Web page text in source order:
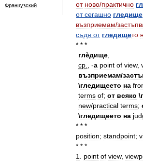
Французский
от ново/практично
от сегашно гледище
възприемам/
съдя от гледището
* * *
глѐдище
ср
, -а point of view,
възприемам/
\гледищеето на
terms of; от всяко \
new/practical terms;
\гледищеето на
* * *
position; standpoint;
* * *
1
point of view,